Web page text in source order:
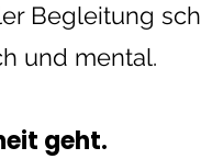
Begleitung
und mental.
geht.